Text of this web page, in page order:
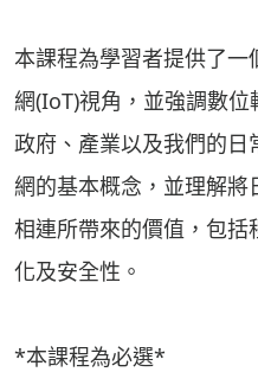
本課程為學習者提供了
網(IoT)視角，並強調數位
政府、產業以及我們的
網的基本概念，並理解
相連所帶來的價值，包
化及安全性。
*本課程為必選*